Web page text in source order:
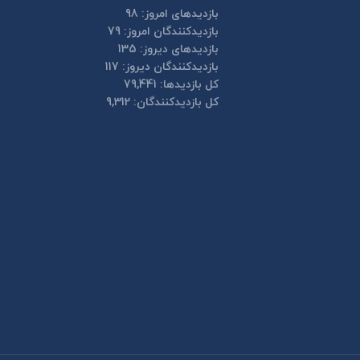
بازدیدهای امروز: 98
بازدیدکنندگان امروز: 79
بازدیدهای دیروز: 135
بازدیدکنندگان دیروز: 117
کل بازدیدها: 79,441
کل بازدیدکنند‌گان: 9,312